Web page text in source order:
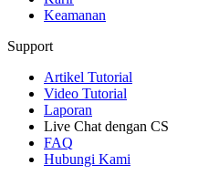
Keamanan
Support
Artikel Tutorial
Video Tutorial
Laporan
Live Chat dengan CS
FAQ
Hubungi Kami